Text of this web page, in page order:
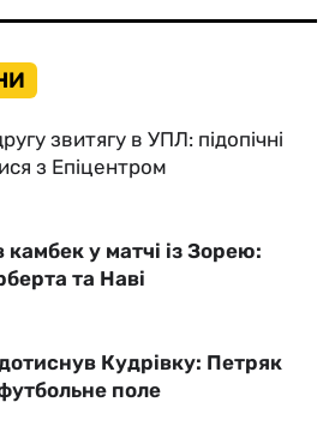
звитягу в УПЛ: підопічні
з Епіцентром
у матчі із Зорею:
та Наві
Кудрівку: Петряк
поле